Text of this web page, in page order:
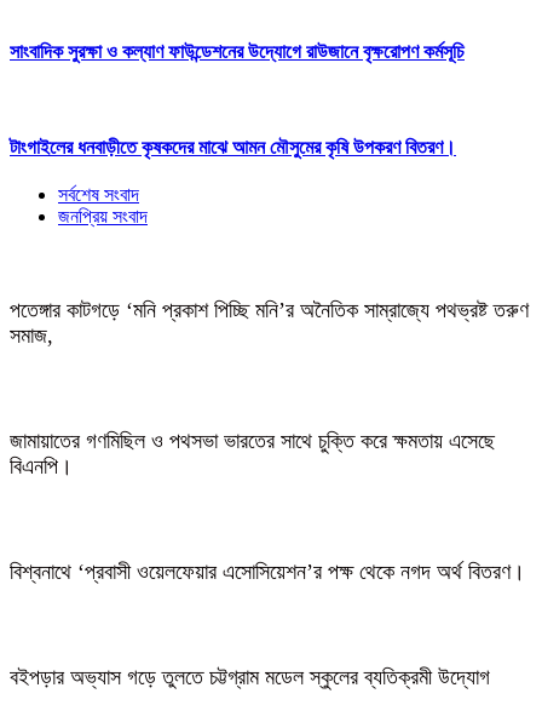
সাংবাদিক সুরক্ষা ও কল্যাণ ফাউন্ডেশনের উদ্যোগে রাউজানে বৃক্ষরোপণ কর্মসূচি
টাংগাইলের ধনবাড়ীতে কৃষকদের মাঝে আমন মৌসুমের কৃষি উপকরণ বিতরণ।
সর্বশেষ সংবাদ
জনপ্রিয় সংবাদ
পতেঙ্গার কাটগড়ে ‘মনি প্রকাশ পিচ্ছি মনি’র অনৈতিক সাম্রাজ্যে পথভ্রষ্ট তরুণ
সমাজ,
জামায়াতের গণমিছিল ও পথসভা ভারতের সাথে চুক্তি করে ক্ষমতায় এসেছে
বিএনপি।
বিশ্বনাথে ‘প্রবাসী ওয়েলফেয়ার এসোসিয়েশন’র পক্ষ থেকে নগদ অর্থ বিতরণ।
বইপড়ার অভ্যাস গড়ে তুলতে চট্টগ্রাম মডেল স্কুলের ব্যতিক্রমী উদ্যোগ